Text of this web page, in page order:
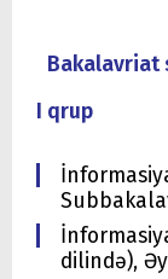
Bakalavriat
I qrup
dilində),